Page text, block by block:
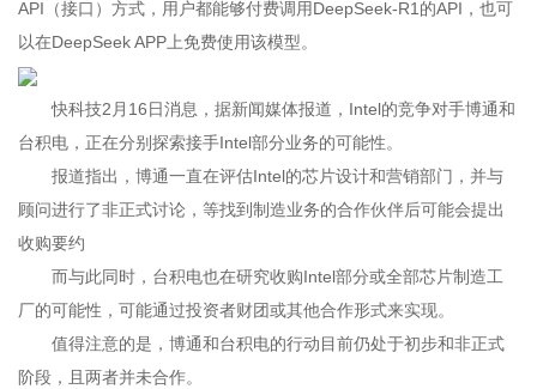
API（接口）方式，用户都能够付费调用DeepSeek-R1的API，也可
以在DeepSeek APP上免费使用该模型。
快科技2月16日消息，据新闻媒体报道，Intel的竞争对手博通和
台积电，正在分别探索接手Intel部分业务的可能性。
报道指出，博通一直在评估Intel的芯片设计和营销部门，并与
顾问进行了非正式讨论，等找到制造业务的合作伙伴后可能会提出
收购要约
而与此同时，台积电也在研究收购Intel部分或全部芯片制造工
厂的可能性，可能通过投资者财团或其他合作形式来实现。
值得注意的是，博通和台积电的行动目前仍处于初步和非正式
阶段，且两者并未合作。